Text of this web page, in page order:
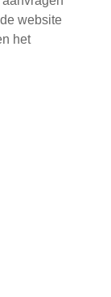
website
het